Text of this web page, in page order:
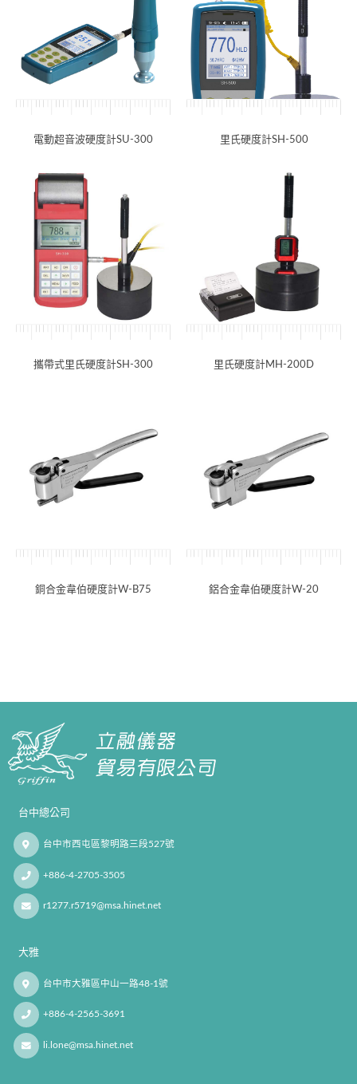
電動超音波硬度計SU-300 里氏硬度計SH-500
攜帶式里氏硬度計SH-300 里氏硬度計MH-200D
銅合金韋伯硬度計W-B75 鋁合金韋伯硬度計W-20
台中總公司
台中市西屯區黎明路三段527號
+886-4-2705-3505
r1277.r5719@msa.hinet.net
大雅
台中市大雅區中山一路48-1號
+886-4-2565-3691
li.lone@msa.hinet.net